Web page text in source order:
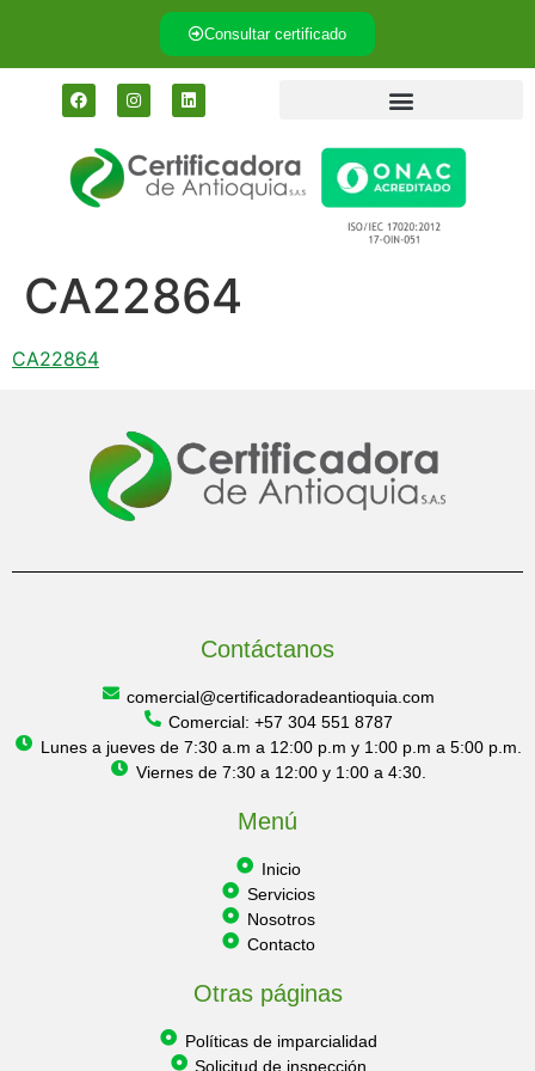
Consultar certificado
CA22864
CA22864
Contáctanos
comercial@certificadoradeantioquia.com
Comercial: +57 304 551 8787
Lunes a jueves de 7:30 a.m a 12:00 p.m y 1:00 p.m a 5:00 p.m.
Viernes de 7:30 a 12:00 y 1:00 a 4:30.
Menú
Inicio
Servicios
Nosotros
Contacto
Otras páginas
Políticas de imparcialidad
Solicitud de inspección